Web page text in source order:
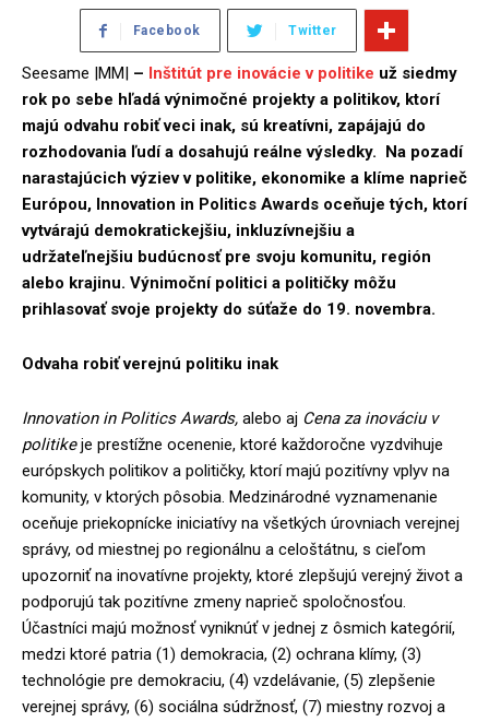
Facebook Twitter
Seesame |MM| – Inštitút pre inovácie v politike už siedmy
rok po sebe hľadá výnimočné projekty a politikov, ktorí
majú odvahu robiť veci inak, sú kreatívni, zapájajú do
rozhodovania ľudí a dosahujú reálne výsledky. Na pozadí
narastajúcich výziev v politike, ekonomike a klíme naprieč
Európou, Innovation in Politics Awards oceňuje tých, ktorí
vytvárajú demokratickejšiu, inkluzívnejšiu a
udržateľnejšiu budúcnosť pre svoju komunitu, región
alebo krajinu. Výnimoční politici a političky môžu
prihlasovať svoje projekty do súťaže do 19. novembra.
Odvaha robiť verejnú politiku inak
Innovation in Politics Awards, alebo aj Cena za inováciu v
politikeje prestížne ocenenie, ktoré každoročne vyzdvihuje
európskych politikov a političky, ktorí majú pozitívny vplyv na
komunity, v ktorých pôsobia. Medzinárodné vyznamenanie
oceňuje priekopnícke iniciatívy na všetkých úrovniach verejnej
správy, od miestnej po regionálnu a celoštátnu, s cieľom
upozorniť na inovatívne projekty, ktoré zlepšujú verejný život a
podporujú tak pozitívne zmeny naprieč spoločnosťou.
Účastníci majú možnosť vyniknúť v jednej z ôsmich kategórií,
medzi ktoré patria (1) demokracia, (2) ochrana klímy, (3)
technológie pre demokraciu, (4) vzdelávanie, (5) zlepšenie
verejnej správy, (6) sociálna súdržnosť, (7) miestny rozvoj a